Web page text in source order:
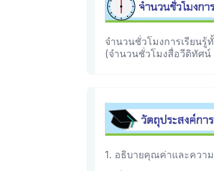
จำนวนชั่วโมงการเรียนรู้
(จำนวนชั่วโมงสื่อวีดิทัศน์
1. อธิบายคุณค่าและควา